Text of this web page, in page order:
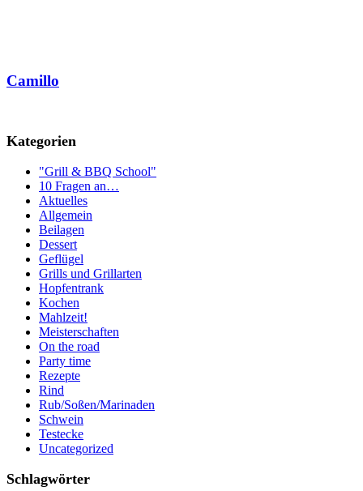
Camillo
Kategorien
"Grill & BBQ School"
10 Fragen an…
Aktuelles
Allgemein
Beilagen
Dessert
Geflügel
Grills und Grillarten
Hopfentrank
Kochen
Mahlzeit!
Meisterschaften
On the road
Party time
Rezepte
Rind
Rub/Soßen/Marinaden
Schwein
Testecke
Uncategorized
Schlagwörter